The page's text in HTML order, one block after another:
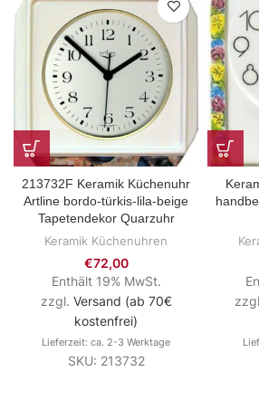
213732F Keramik Küchenuhr
Artline bordo-türkis-lila-beige
Tapetendekor Quarzuhr
Keramik Küchenuhren
€72,00
Enthält 19% MwSt.
zzgl. Versand (ab 70€
kostenfrei)
Lieferzeit: ca. 2-3 Werktage
SKU: 213732